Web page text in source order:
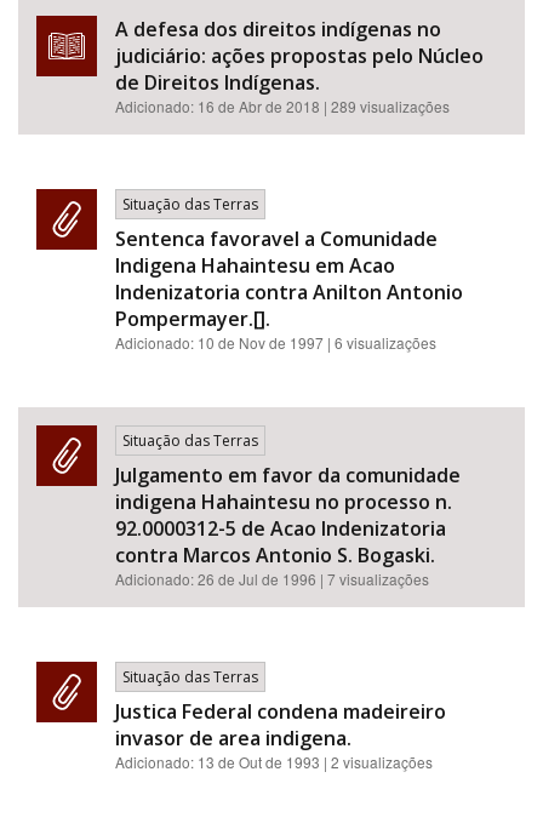
A defesa dos direitos indígenas no
judiciário: ações propostas pelo Núcleo
de Direitos Indígenas.
Adicionado: 16 de Abr de 2018 | 289 visualizações
Situação das Terras
Sentenca favoravel a Comunidade
Indigena Hahaintesu em Acao
Indenizatoria contra Anilton Antonio
Pompermayer.[].
Adicionado: 10 de Nov de 1997 | 6 visualizações
Situação das Terras
Julgamento em favor da comunidade
indigena Hahaintesu no processo n.
92.0000312-5 de Acao Indenizatoria
contra Marcos Antonio S. Bogaski.
Adicionado:26 de Jul de 1996 | 7 visualizações
Situação das Terras
Justica Federal condena madeireiro
invasor de area indigena.
Adicionado: 13 de Out de 1993 | 2 visualizações